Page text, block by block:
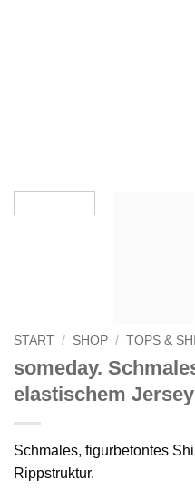
START / SHOP / TOPS &
someday.
elastischem
Schmales, figurbetontes
Rippstruktur.